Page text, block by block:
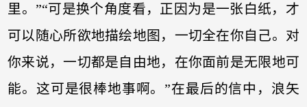
里。”“可是换个角度看，正因为是一张白纸，才
可以随心所欲地描绘地图，一切全在你自己。对
你来说，一切都是自由地，在你面前是无限地可
能。这可是很棒地事啊。”在最后的信中，浪矢